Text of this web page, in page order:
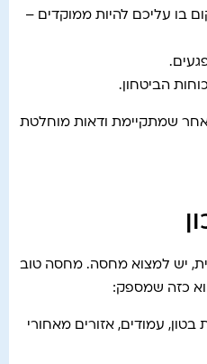
בו עליכם להיות ממוקדים –
הביטחון.
שמתקיימת ודאות מוחלטת
יש למצוא מחסה. מחסה טוב
כזה שמספק:
בטון, עמודים, אזורים מאחורי